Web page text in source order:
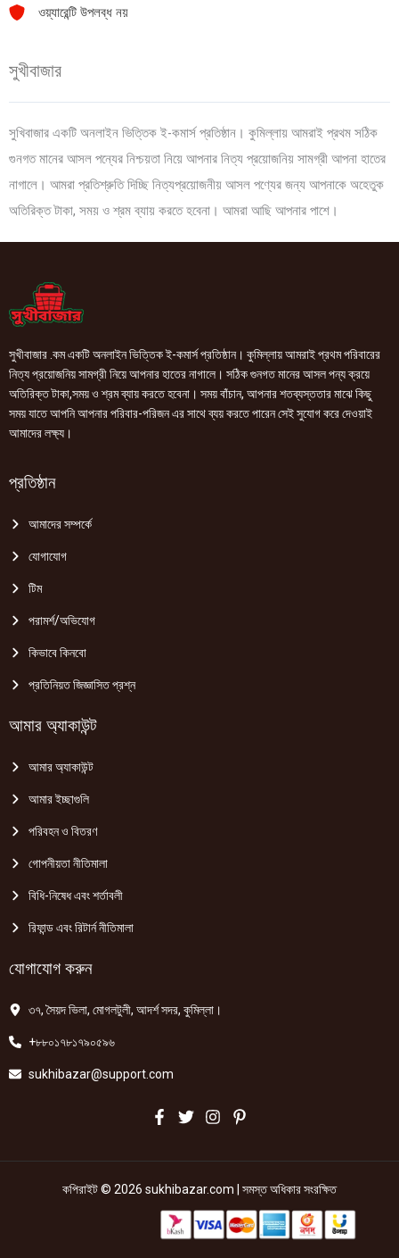
ওয়্যারেন্টি উপলব্ধ নয়
সুখীবাজার
সুখিবাজার একটি অনলাইন ভিত্তিক ই-কমার্স প্রতিষ্ঠান। কুমিল্লায় আমরাই প্রথম সঠিক
গুনগত মানের আসল পন্যের নিশ্চয়তা নিয়ে আপনার নিত্য প্রয়োজনিয় সামগ্রী আপনা হাতের
নাগালে। আমরা প্রতিশ্রুতি দিচ্ছি নিত্যপ্রয়োজনীয় আসল পণ্যের জন্য আপনাকে অহেতুক
অতিরিক্ত টাকা, সময় ও শ্রম ব্যায় করতে হবেনা। আমরা আছি আপনার পাশে।
সুখীবাজার .কম একটি অনলাইন ভিত্তিক ই-কমার্স প্রতিষ্ঠান। কুমিল্লায় আমরাই প্রথম পরিবারের
নিত্য প্রয়োজনিয় সামগ্রী নিয়ে আপনার হাতের নাগালে। সঠিক গুনগত মানের আসল পন্য ক্রয়ে
অতিরিক্ত টাকা,সময় ও শ্রম ব্যায় করতে হবেনা। সময় বাঁচান, আপনার শতব্যস্ততার মাঝে কিছু
সময় যাতে আপনি আপনার পরিবার-পরিজন এর সাথে ব্যয় করতে পারেন সেই সুযোগ করে দেওয়াই
আমাদের লক্ষ্য।
প্রতিষ্ঠান
আমাদের সম্পর্কে
যোগাযোগ
টিম
পরামর্শ/অভিযোগ
কিভাবে কিনবো
প্রতিনিয়ত জিজ্ঞাসিত প্রশ্ন
আমার অ্যাকাউন্ট
আমার অ্যাকাউন্ট
আমার ইচ্ছাগুলি
পরিবহন ও বিতরণ
গোপনীয়তা নীতিমালা
বিধি-নিষেধ এবং শর্তাবলী
রিফান্ড এবং রিটার্ন নীতিমালা
যোগাযোগ করুন
৩৭, সৈয়দ ভিলা, মোগলটুলী, আদর্শ সদর, কুমিল্লা।
+৮৮০১৭৮১৭৯০৫৯৬
sukhibazar@support.com
কপিরাইট © 2026 sukhibazar.com | সমস্ত অধিকার সংরক্ষিত